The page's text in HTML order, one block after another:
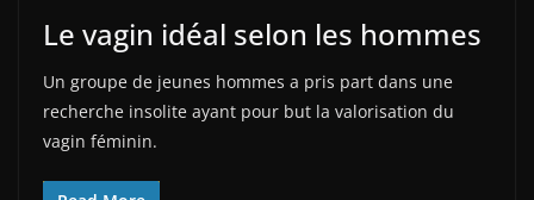
Le vagin idéal selon les hommes
Un groupe de jeunes hommes a pris part dans une
recherche insolite ayant pour but la valorisation du
vagin féminin.